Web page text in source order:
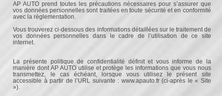
AP AUTO prend toutes les précautions nécessaires pour s’assurer que
vos données personnelles sont traitées en toute sécurité et en conformité
avec la règlementation.
Vous trouverez ci-dessous des informations détaillées sur le traitement de
vos données personnelles dans le cadre de l’utilisation de ce site
internet.
La présente politique de confidentialité définit et vous informe de la
manière dont AP AUTO utilise et protège les informations que vous nous
transmettez, le cas échéant, lorsque vous utilisez le présent site
accessible à partir de l’URL suivante : www.apauto.fr (ci-après le « Site
»).